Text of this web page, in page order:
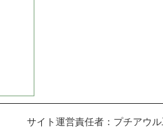
サイト運営責任者：プチアウ